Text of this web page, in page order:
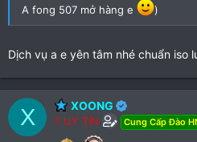
A fong 507 mở hàng e
)
Dịch vụ a e yên tâm nhé chuẩn iso
X XOONG
? UY TÍN Cung Cấp Đào